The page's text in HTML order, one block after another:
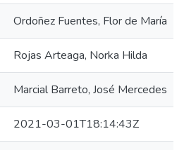
Ordoñez Fuentes, Flor de María
Rojas Arteaga, Norka Hilda
Marcial Barreto, José Mercedes
2021-03-01T18:14:43Z